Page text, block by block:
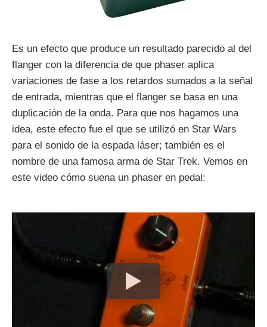
Es un efecto que produce un resultado parecido al del
flanger con la diferencia de que phaser aplica
variaciones de fase a los retardos sumados a la señal
de entrada, mientras que el flanger se basa en una
duplicación de la onda. Para que nos hagamos una
idea, este efecto fue el que se utilizó en Star Wars
para el sonido de la espada láser; también es el
nombre de una famosa arma de Star Trek. Vemos en
este video cómo suena un phaser en pedal: